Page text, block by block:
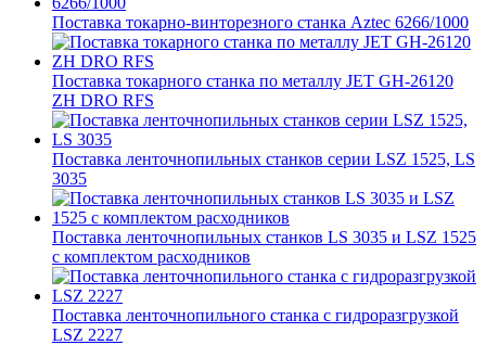
Поставка токарно-винторезного станка Aztec 6266/1000
Поставка токарного станка по металлу JET GH-26120
ZH DRO RFS
Поставка ленточнопильных станков серии LSZ 1525, LS
3035
Поставка ленточнопильных станков LS 3035 и LSZ 1525
с комплектом расходников
Поставка ленточнопильного станка c гидроразгрузкой
LSZ 2227